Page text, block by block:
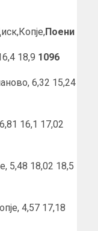
Поени
18,9 1096
6,32 15,24
16,1 17,02
5,48 18,02 18,5
4,57 17,18